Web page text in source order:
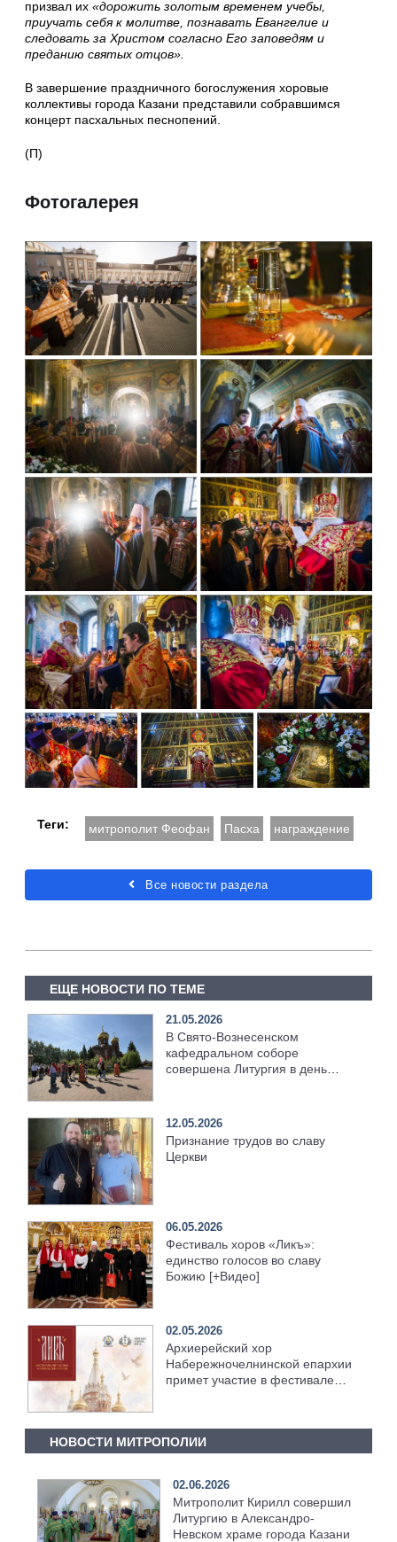
призвал их «дорожить золотым временем учебы,
приучать себя к молитве, познавать Евангелие и
следовать за Христом согласно Его заповедям и
преданию святых отцов».
В завершение праздничного богослужения хоровые
коллективы города Казани представили собравшимся
концерт пасхальных песнопений.
(П)
Фотогалерея
Теги: митрополит Феофан Пасха награждение
Все новости раздела
ЕЩЕ НОВОСТИ ПО ТЕМЕ
21.05.2026
В Свято-Вознесенском
кафедральном соборе
совершена Литургия в день
12.05.2026
Признание трудов во славу
Церкви
06.05.2026
Фестиваль хоров «Ликъ»:
единство голосов во славу
Божию [+Видео]
02.05.2026
Архиерейский хор
Набережночелнинской епархии
примет участие в фестивале
НОВОСТИ МИТРОПОЛИИ
02.06.2026
Митрополит Кирилл совершил
Литургию в Александро-
Невском храме города Казани